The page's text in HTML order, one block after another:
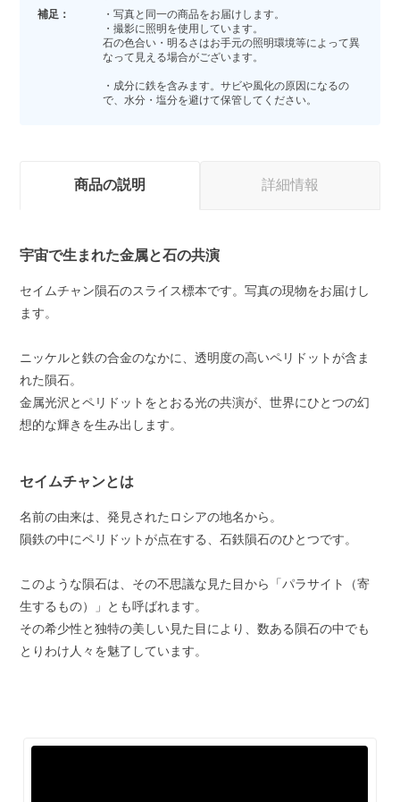
補足：
・写真と同一の商品をお届けします。
・撮影に照明を使用しています。
石の色合い・明るさはお手元の照明環境等によって異
なって見える場合がございます。
・成分に鉄を含みます。サビや風化の原因になるの
で、水分・塩分を避けて保管してください。
商品の説明 詳細情報
宇宙で生まれた金属と石の共演
セイムチャン隕石のスライス標本です。写真の現物をお届けし
ます。
ニッケルと鉄の合金のなかに、透明度の高いペリドットが含ま
れた隕石。
金属光沢とペリドットをとおる光の共演が、世界にひとつの幻
想的な輝きを生み出します。
セイムチャンとは
名前の由来は、発見されたロシアの地名から。
隕鉄の中にペリドットが点在する、石鉄隕石のひとつです。
このような隕石は、その不思議な見た目から「パラサイト（寄
生するもの）」とも呼ばれます。
その希少性と独特の美しい見た目により、数ある隕石の中でも
とりわけ人々を魅了しています。